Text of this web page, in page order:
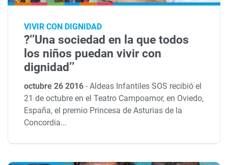
VIVIR CON DIGNIDAD
?‘’Una sociedad en la que todos
los niños puedan vivir con
dignidad’’
octubre 26 2016-Aldeas Infantiles SOS recibió el
21 de octubre en el Teatro Campoamor, en Oviedo,
España, el premio Princesa de Asturias de la
Concordia...